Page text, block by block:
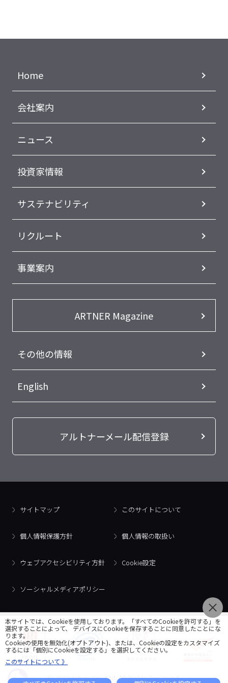
Home
会社案内
ニュース
投資家情報
サステナビリティ
リクルート
事業案内
ARTNER Magazine
その他の情報
English
アルトナーメール配信登録
サイトマップ このサイトについて
個人情報保護方針 個人情報の取扱い
ウェブアクセシビリティ方針 Cookie設定
ソーシャルメディアポリシー
© 2018 Artner Co., Ltd. All Rights Reserved.
本サイトでは、Cookieを使用しております。「すべてのCookieを許可する」を
選択することによって、 デバイスにCookieを保存することに同意したことにな
ります。
Cookieの使用を無効化(オプトアウト)、または、Cookieの設定をカスタマイズ
するには「個別にCookieを設定する」を選択してください。
このサイトについて 》